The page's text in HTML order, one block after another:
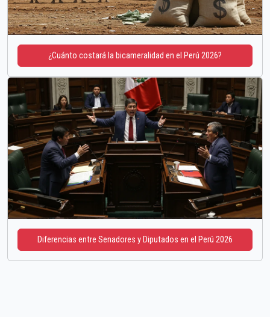
¿Cuánto costará la bicameralidad en el Perú 2026?
Diferencias entre Senadores y Diputados en el Perú 2026